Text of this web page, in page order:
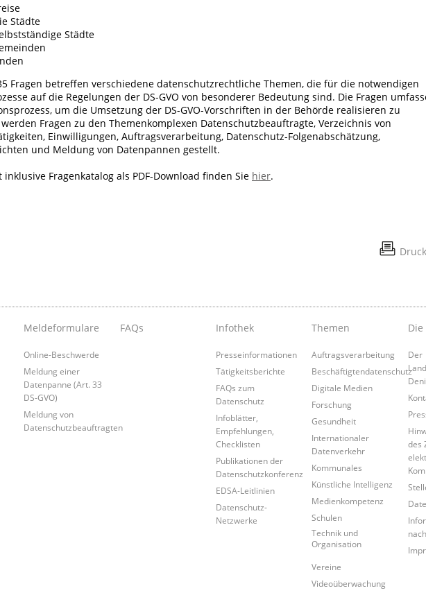
Städte
Städte
Fragen betreffen verschiedene datenschutzrechtliche Themen, die für die notwendigen
auf die Regelungen der DS-GVO von besonderer Bedeutung sind. Die Fragen
um die Umsetzung der DS-GVO-Vorschriften in der Behörde realisieren zu
Fragen zu den Themenkomplexen Datenschutzbeauftragte, Verzeichnis von
Einwilligungen, Auftragsverarbeitung, Datenschutz-Folgenabschätzung,
und Meldung von Datenpannen gestellt.
Fragenkatalog als PDF-Download finden Sie hier.
Meldeformulare
Online-Beschwerde
Meldung einer
Datenpanne (Art. 33
DS-GVO)
Meldung von
Datenschutzbeauftragten
FAQs Infothek
Presseinformationen
Tätigkeitsberichte
FAQs zum
Datenschutz
Infoblätter,
Empfehlungen,
Checklisten
Publikationen der
Datenschutzkonferenz
EDSA-Leitlinien
Datenschutz-
Netzwerke
Themen
Auftragsverarbeitung
Beschäftigtendatenschutz
Digitale Medien
Forschung
Gesundheit
Internationaler
Datenverkehr
Kommunales
Künstliche Intelligenz
Medienkompetenz
Schulen
Technik und
Organisation
Vereine
Videoüberwachung
Der
des